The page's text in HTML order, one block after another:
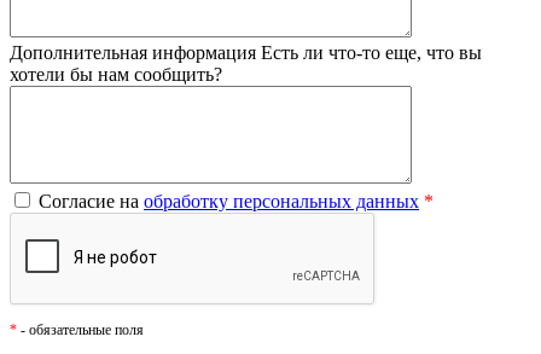
Дополнительная информация Есть ли что-то еще, что вы
хотели бы нам сообщить?
Согласие на обработку персональных данных *
* - обязательные поля